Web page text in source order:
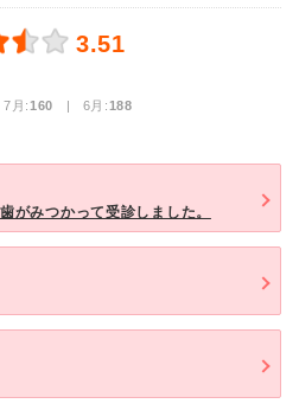
3.51
月:160 | 6月:188
がみつかって受診しました。